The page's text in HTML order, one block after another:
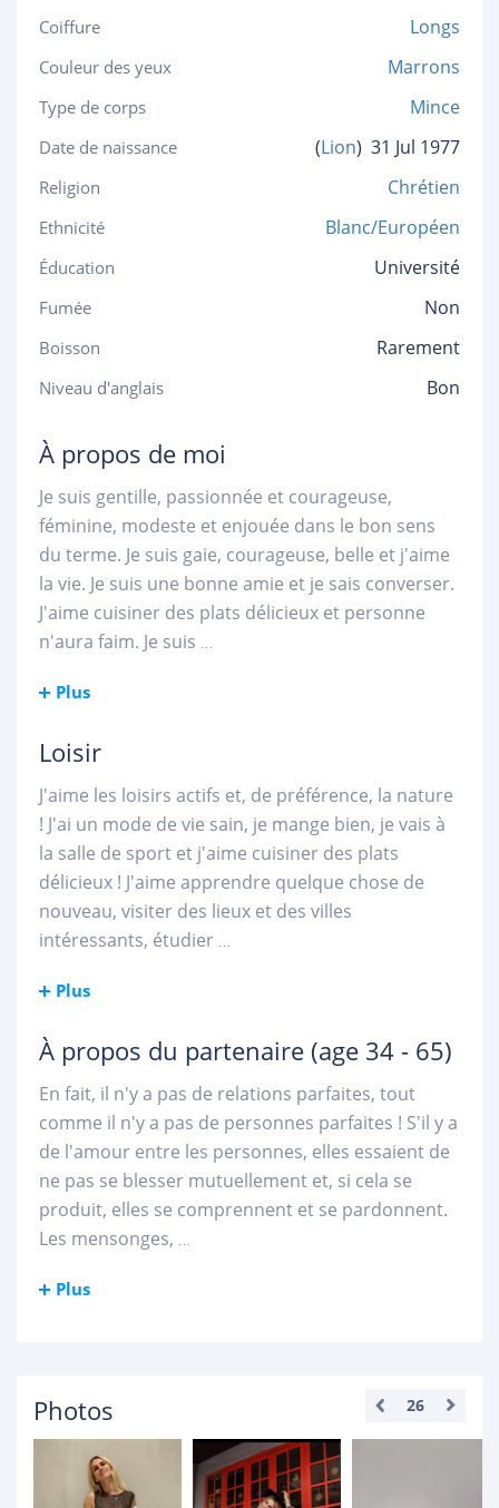
Coiffure Longs
Couleur des yeux Marrons
Type de corps Mince
Date de naissance (Lion) 31 Jul 1977
Religion Chrétien
Ethnicité Blanc/Européen
Éducation Université
Fumée Non
Boisson Rarement
Niveau d'anglais Bon
À propos de moi
Je suis gentille, passionnée et courageuse,
féminine, modeste et enjouée dans le bon sens
du terme. Je suis gaie, courageuse, belle et j'aime
la vie. Je suis une bonne amie et je sais converser.
J'aime cuisiner des plats délicieux et personne
n'aura faim. Je suis ...
Plus
Loisir
J'aime les loisirs actifs et, de préférence, la nature
! J'ai un mode de vie sain, je mange bien, je vais à
la salle de sport et j'aime cuisiner des plats
délicieux ! J'aime apprendre quelque chose de
nouveau, visiter des lieux et des villes
intéressants, étudier...
Plus
À propos du partenaire (age 34 - 65)
En fait, il n'y a pas de relations parfaites, tout
comme il n'y a pas de personnes parfaites ! S'il y a
de l'amour entre les personnes, elles essaient de
ne pas se blesser mutuellement et, si cela se
produit, elles se comprennent et se pardonnent.
Les mensonges, ...
Plus
Photos 26